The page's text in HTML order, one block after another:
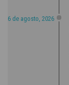
6 de agosto, 2026